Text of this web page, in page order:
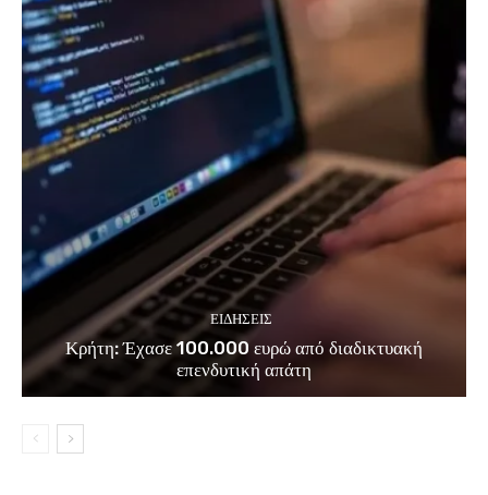
ΕΙΔΗΣΕΙΣ
Κρήτη: Έχασε 100.000 ευρώ από διαδικτυακή
επενδυτική απάτη